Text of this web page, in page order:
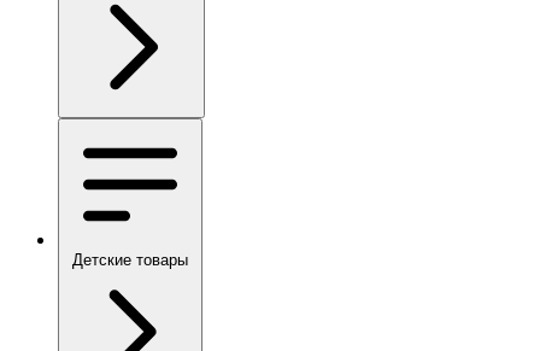
Детские товары